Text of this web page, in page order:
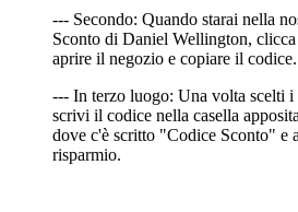
--- Secondo: Quando starai nella
Sconto di Daniel Wellington,
aprire il negozio e copiare il codice.
--- In terzo luogo: Una volta scelti i
scrivi il codice nella casella
dove c'è scritto "Codice Sconto" e
risparmio.